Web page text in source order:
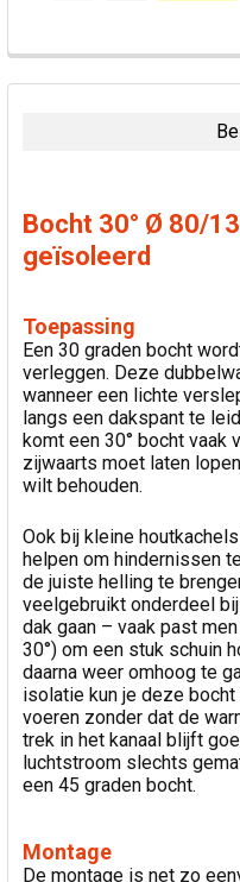
VAAK
SAMEN
VOEG
GESELECTEERDE
Bocht 30° Ø 80/
geïsoleerd
Toepassing
Een 30 graden bocht
verleggen. Deze
wanneer een lichte
langs een dakspant te
komt een 30° bocht vaak
zijwaarts moet laten
wilt behouden.
Ook bij kleine
helpen om hindernissen
de juiste helling te
veelgebruikt onderdeel
dak gaan – vaak past
30°) om een stuk schuin
daarna weer omhoog te
isolatie kun je deze
voeren zonder dat de
trek in het kanaal blijft
luchtstroom slechts
een 45 graden bocht.
Montage
De montage is net zo